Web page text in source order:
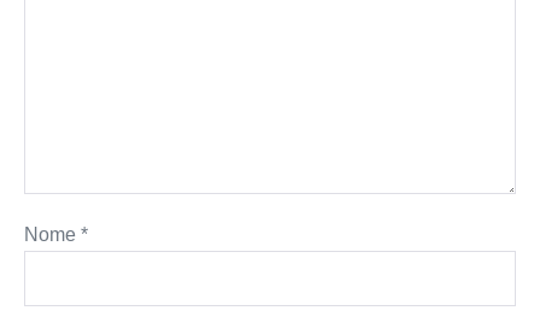
Nome *